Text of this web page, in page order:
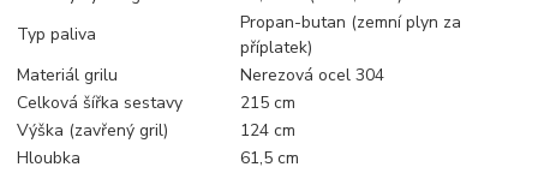
Typ paliva
Propan-butan (zemní plyn za
příplatek)
Materiál grilu
Nerezová ocel 304
Celková šířka sestavy
215 cm
Výška (zavřený gril)
124 cm
Hloubka
61,5 cm